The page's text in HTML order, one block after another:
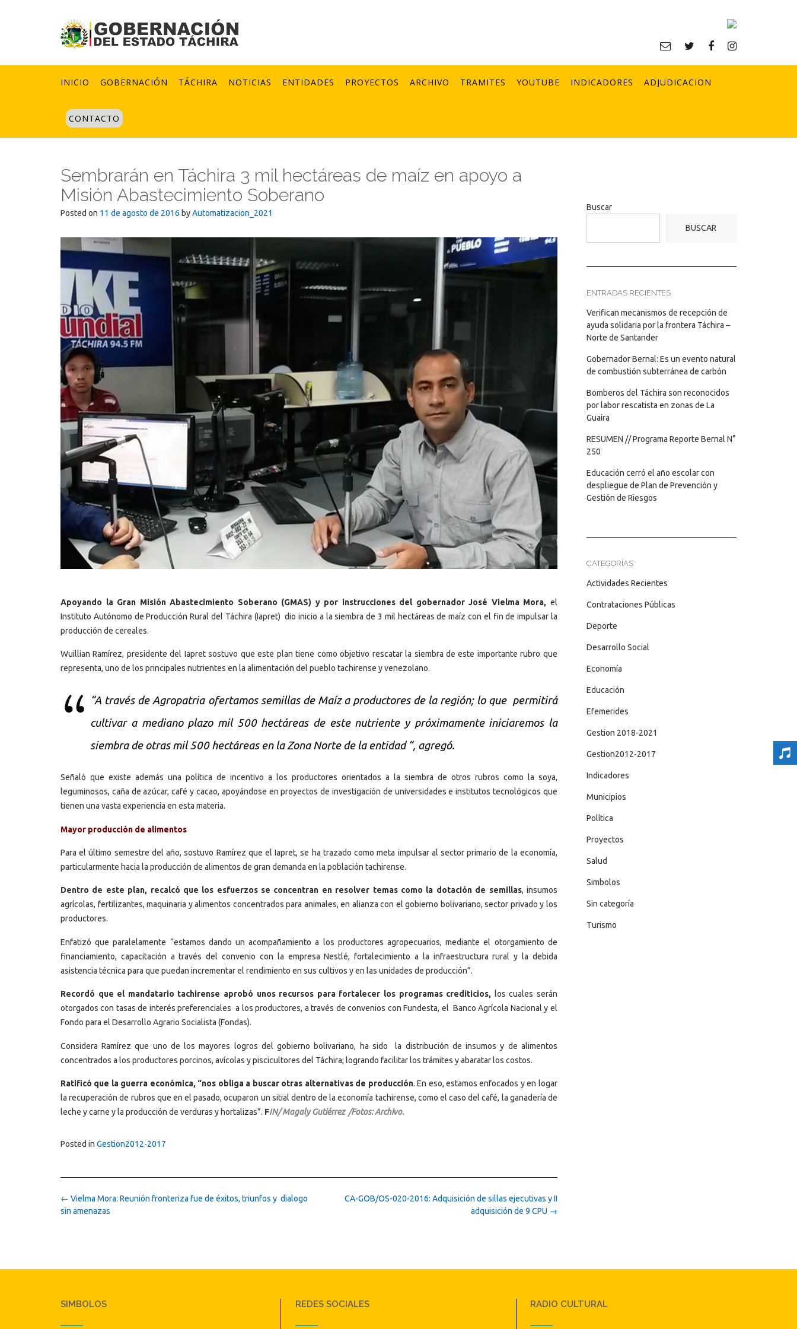
INICIO GOBERNACIÓN TÁCHIRA NOTICIAS ENTIDADES PROYECTOS ARCHIVO TRAMITES YOUTUBE INDICADORES ADJUDICACION
CONTACTO
Sembrarán en Táchira 3 mil hectáreas de maíz en apoyo a
Misión Abastecimiento Soberano
Posted on 11 de agosto de 2016 byAutomatizacion_2021
Apoyando la Gran Misión Abastecimiento Soberano (GMAS) y por instrucciones del gobernador José Vielma Mora, el
Instituto Autónomo de Producción Rural del Táchira (Iapret) dio inicio a la siembra de 3 mil hectáreas de maíz con el fin de impulsar la
producción de cereales.
Wuillian Ramírez, presidente del Iapret sostuvo que este plan tiene como objetivo rescatar la siembra de este importante rubro que
representa, uno de los principales nutrientes en la alimentación del pueblo tachirense y venezolano.
“A través de Agropatria ofertamos semillas de Maíz a productores de la región; lo que permitirá
cultivar a mediano plazo mil 500 hectáreas de este nutriente y próximamente iniciaremos la
siembra de otras mil 500 hectáreas en la Zona Norte de la entidad “, agregó.
Señaló que existe además una política de incentivo a los productores orientados a la siembra de otros rubros como la soya,
leguminosos, caña de azúcar, café y cacao, apoyándose en proyectos de investigación de universidades e institutos tecnológicos que
tienen una vasta experiencia en esta materia.
Mayor producción de alimentos
Para el último semestre del año, sostuvo Ramírez que el Iapret, se ha trazado como meta impulsar al sector primario de la economía,
particularmente hacia la producción de alimentos de gran demanda en la población tachirense.
Dentro de este plan, recalcó que los esfuerzos se concentran en resolver temas como la dotación de semillas, insumos
agrícolas, fertilizantes, maquinaria y alimentos concentrados para animales, en alianza con el gobierno bolivariano, sector privado y los
productores.
Enfatizó que paralelamente “estamos dando un acompañamiento a los productores agropecuarios, mediante el otorgamiento de
financiamiento, capacitación a través del convenio con la empresa Nestlé, fortalecimiento a la infraestructura rural y la debida
asistencia técnica para que puedan incrementar el rendimiento en sus cultivos y en las unidades de producción”.
Recordó que el mandatario tachirense aprobó unos recursos para fortalecer los programas crediticios, los cuales serán
otorgados con tasas de interés preferenciales a los productores, a través de convenios con Fundesta, el Banco Agrícola Nacional y el
Fondo para el Desarrollo Agrario Socialista (Fondas).
Considera Ramírez que uno de los mayores logros del gobierno bolivariano, ha sido la distribución de insumos y de alimentos
concentrados a los productores porcinos, avícolas y piscicultores del Táchira; logrando facilitar los trámites y abaratar los costos.
Ratificó que la guerra económica, “nos obliga a buscar otras alternativas de producción. En eso, estamos enfocados y en logar
la recuperación de rubros que en el pasado, ocuparon un sitial dentro de la economía tachirense, como el caso del café, la ganadería de
leche y carne y la producción de verduras y hortalizas”. FIN/ Magaly Gutiérrez /Fotos: Archivo.
Posted in Gestion2012-2017
Post
navigation
CA-GOB/OS-020-2016: Adquisición de sillas ejecutivas y II
adquisición de 9 CPU →
← Vielma Mora: Reunión fronteriza fue de éxitos, triunfos y dialogo
sin amenazas
Buscar
BUSCAR
ENTRADAS RECIENTES
Verifican mecanismos de recepción de
ayuda solidaria por la frontera Táchira –
Norte de Santander
Gobernador Bernal: Es un evento natural
de combustión subterránea de carbón
Bomberos del Táchira son reconocidos
por labor rescatista en zonas de La
Guaira
RESUMEN // Programa Reporte Bernal N°
250
Educación cerró el año escolar con
despliegue de Plan de Prevención y
Gestión de Riesgos
CATEGORÍAS
Actividades Recientes
Contrataciones Públicas
Deporte
Desarrollo Social
Economía
Educación
Efemerides
Gestion 2018-2021
Gestion2012-2017
Indicadores
Municipios
Política
Proyectos
Salud
Simbolos
Sin categoría
Turismo
SIMBOLOS REDES SOCIALES RADIO CULTURAL